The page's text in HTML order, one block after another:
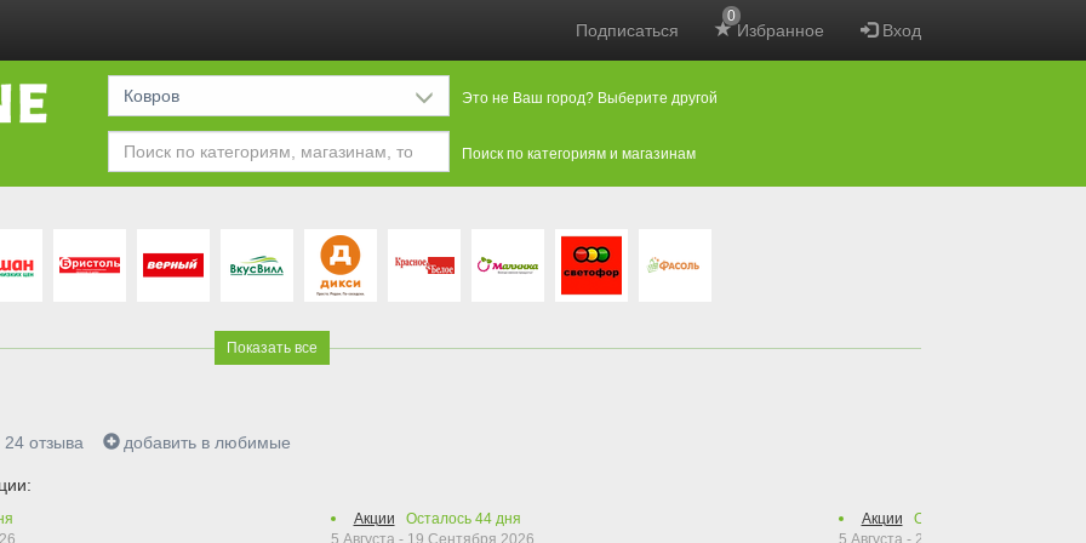
Подписаться Избранное
0
Вход
Ковров Это не Ваш город? Выберите другой
Поиск по категориям и магазинам
Показать все
24отзыва добавить в любимые
Акции Осталось 44дня
5 Августа - 19 Сентября 2026
Акции Осталось
5 Августа - 23 Сентября 2026